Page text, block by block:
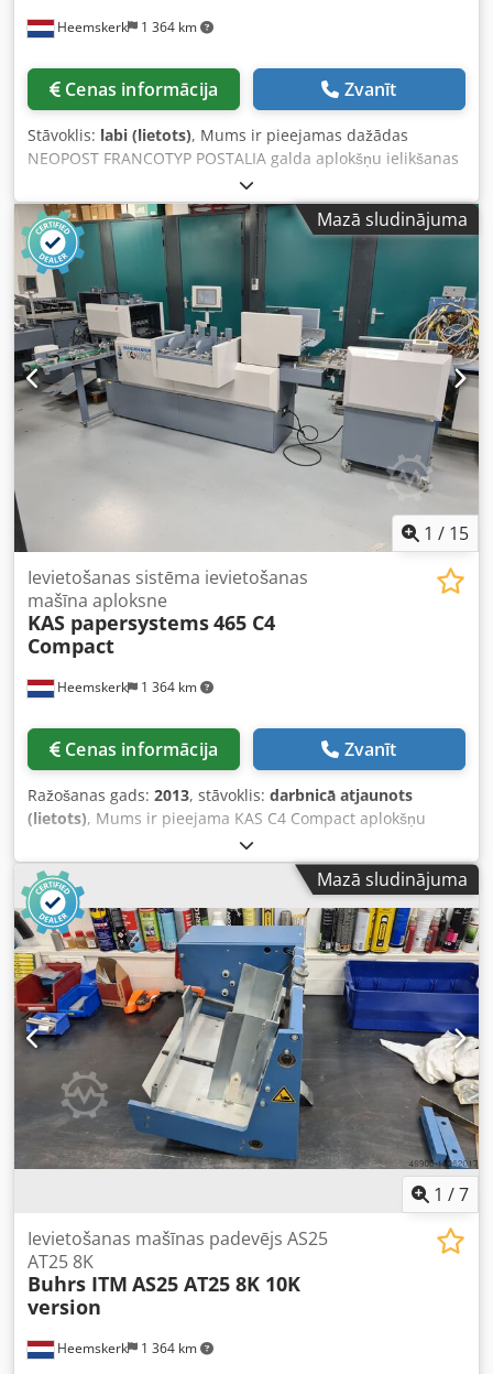
Heemskerk 1 364 km
Cenas informācija Zvanīt
Stāvoklis: labi (lietots), Mums ir pieejamas dažādas
NEOPOST FRANCOTYP POSTALIA galda aplokšņu ielikšanas
iekārtas. Visi skaitītāju rādījumi ir pārskatāmi, dažādas
komplektācijas, pilnīgas un vienmēr apkalpotas. Pašlaik: 8
gab. FPI600 - NEOPOST DS35 Credpjrb Dl Rjfx Ac Iof 5 gab.
FPI2000 - NEOPOST DS62 9 gab. FPI2300 - NEOPOST DS63 5
gab. FPI4530 - NEOPOST DS75 3 gab. FPI4730 - NEOPOST
DS75 Vienkārši sazinieties ar mums, un jūs saņemsiet
lielisku piedāvājumu!
Mazā sludinājuma
1 / 15
Heemskerk 1 364 km
Ievietošanas sistēma ievietošanas
mašīna aploksne
KAS papersystems465 C4
Compact
Cenas informācija Zvanīt
Ražošanas gads: 2013, stāvoklis: darbnicā atjaunots
(lietots), Mums ir pieejama KAS C4 Compact aplokšņu
ievietošanas sistēma. Šīs iekārtas skaitītājs rāda tikai 629
426 ievietošanas ciklus! Šī iekārta apstrādā aploksnes
izmēros no DL līdz C4. C4 aploksnes ar atloku garajā pusē.
Konfigurācija: - Vienlapas padeve - Salokāmais padevējs
(inline) - 2 ievietošanas padevēji (uzņemšana no apakšas) -
Aplokšņu ievietošanas sekcija Crodskvpbpopfx Ac Ijf -
Izlādes lente Iekārtu pārdodam pēc pilnas apkalpošanas!
Mazā sludinājuma
1 /7
Heemskerk 1 364 km
Ievietošanas mašīnas padevējs AS25
AT25 8K
Buhrs ITM AS25 AT25 8K 10K
version